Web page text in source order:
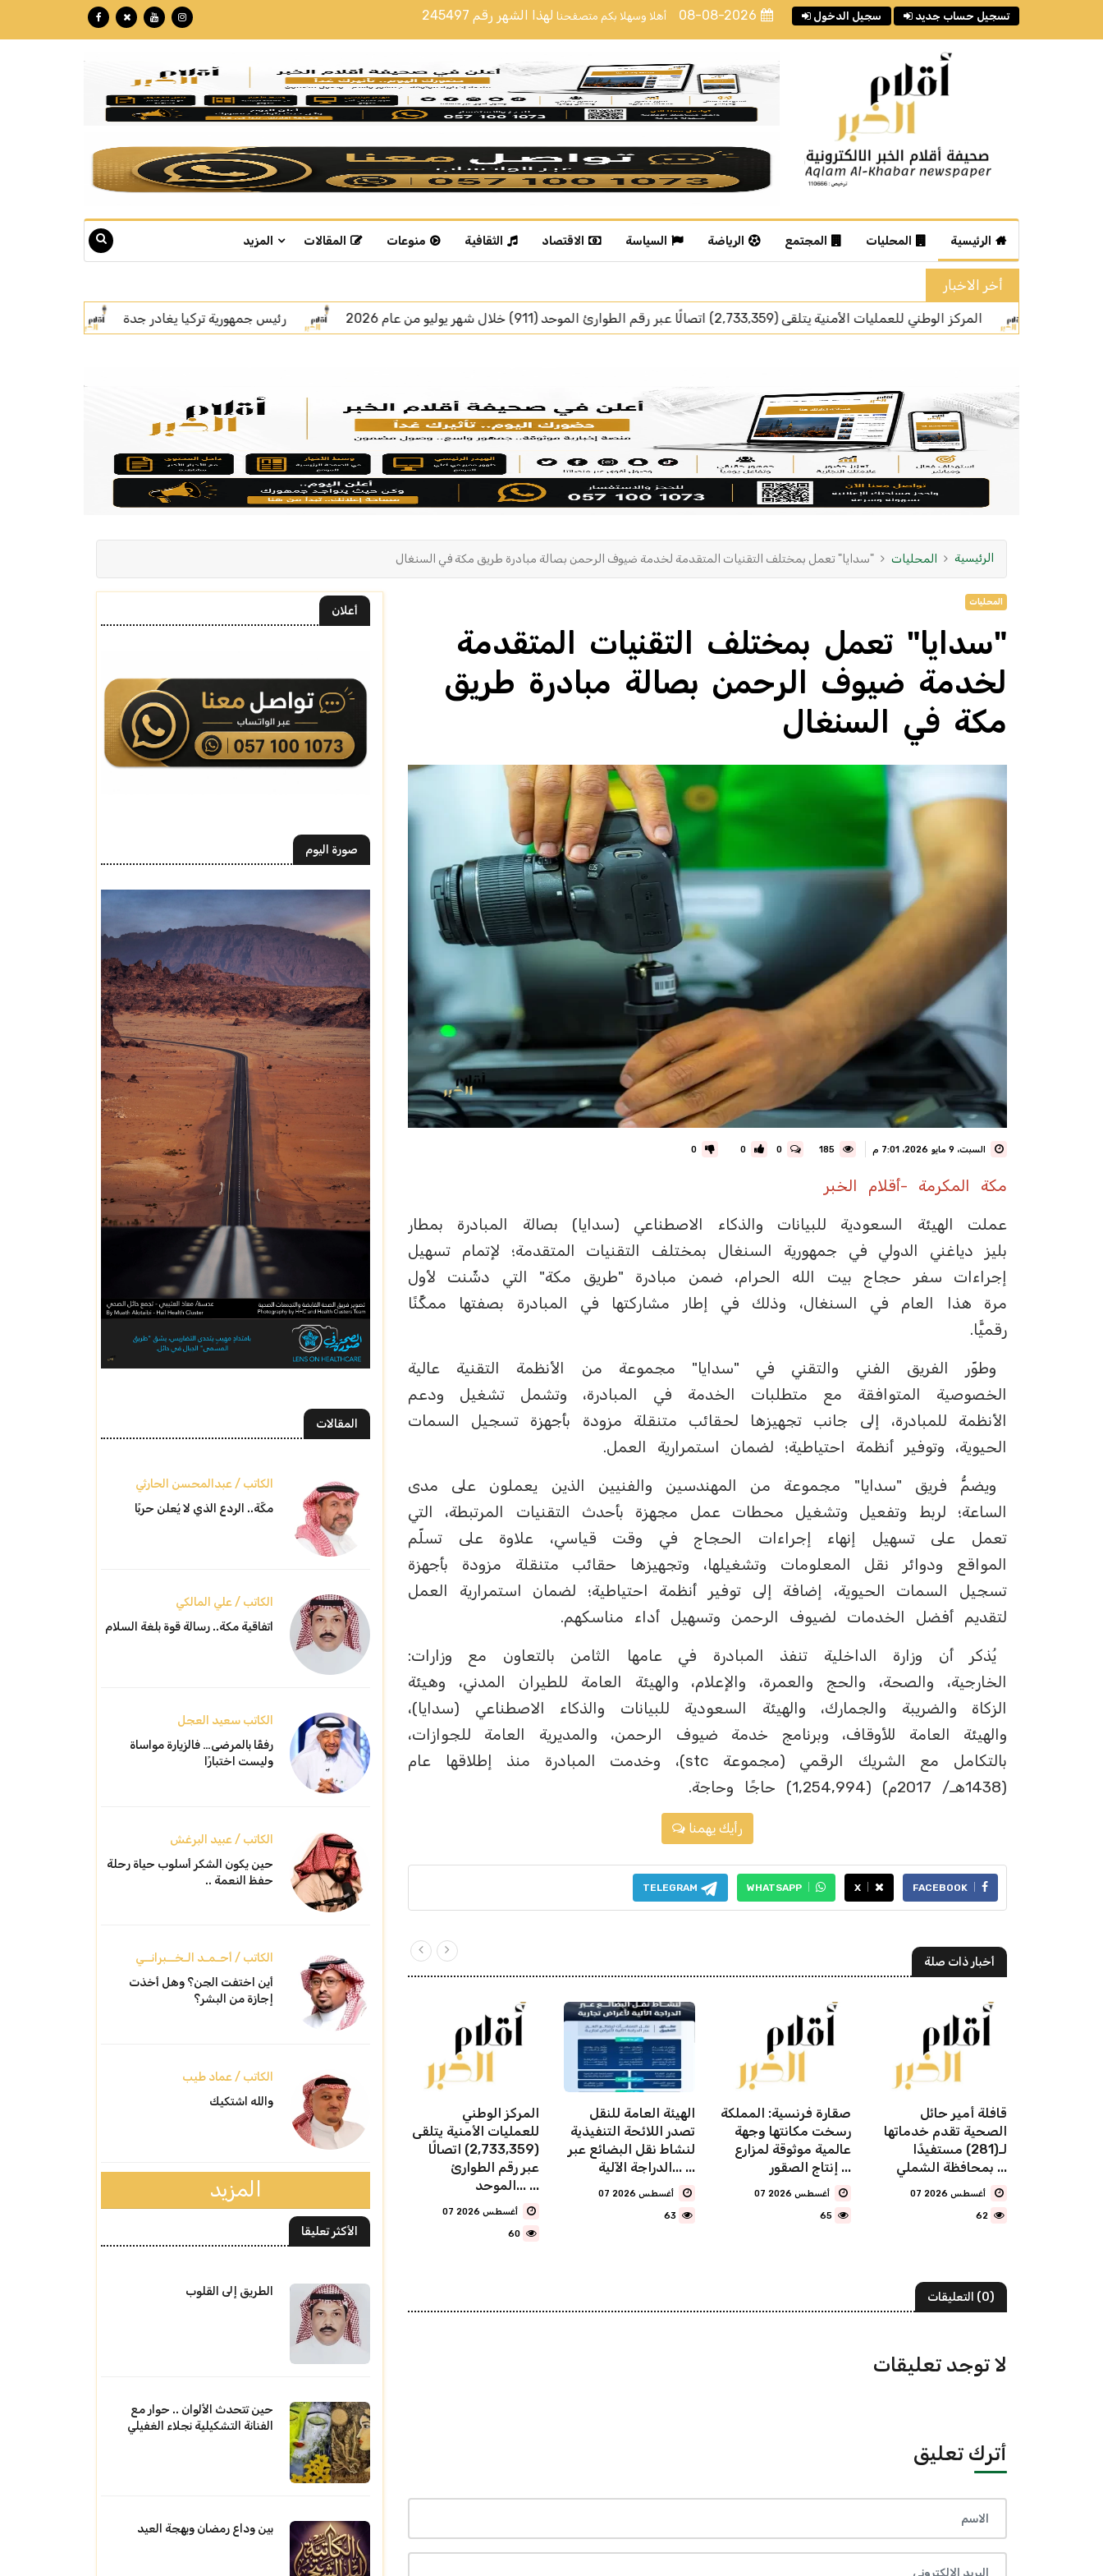
أهلا وسهلا بكم متصفحنا لهذا الشهر رقم 245497 08-08-2026 سجيل الدخول تسجيل حساب جديد
الرئيسية المحليات المجتمع الرياضة السياسة الاقتصاد الثقافية منوعات المقالات المزيد
أخر الاخبار
الطوارئ الموحد (911) خلال شهر يوليو من عام 2026 رئيس جمهورية تركيا يغادر جدة اتفاقية مكة.. رسالة قوة بلغة السلام
الرئيسية المحليات "سدايا" تعمل بمختلف التقنيات المتقدمة لخدمة ضيوف الرحمن بصالة مبادرة طريق مكة في السنغال
المحليات
"سدايا" تعمل بمختلف التقنيات المتقدمة
لخدمة ضيوف الرحمن بصالة مبادرة طريق
مكة في السنغال
السبت، 9 مايو 2026، 7:01 م 0
0
0
مكة المكرمة -أقلام الخبر
عملت الهيئة السعودية للبيانات والذكاء الاصطناعي (سدايا) بصالة المبادرة بمطار
بليز دياغني الدولي في جمهورية السنغال بمختلف التقنيات المتقدمة؛ لإتمام تسهيل
إجراءات سفر حجاج بيت الله الحرام، ضمن مبادرة "طريق مكة" التي دشّنت لأول
مرة هذا العام في السنغال، وذلك في إطار مشاركتها في المبادرة بصفتها ممكِّنًا
رقميًّا.
وطوّر الفريق الفني والتقني في "سدايا" مجموعة من الأنظمة التقنية عالية
الخصوصية المتوافقة مع متطلبات الخدمة في المبادرة، وتشمل تشغيل ودعم
الأنظمة للمبادرة، إلى جانب تجهيزها لحقائب متنقلة مزودة بأجهزة تسجيل السمات
الحيوية، وتوفير أنظمة احتياطية؛ لضمان استمرارية العمل.
ويضمُّ فريق "سدايا" مجموعة من المهندسين والفنيين الذين يعملون على مدى
الساعة؛ لربط وتفعيل وتشغيل محطات عمل مجهزة بأحدث التقنيات المرتبطة، التي
تعمل على تسهيل إنهاء إجراءات الحجاج في وقت قياسي، علاوة على تسلّم
المواقع ودوائر نقل المعلومات وتشغيلها، وتجهيزها حقائب متنقلة مزودة بأجهزة
تسجيل السمات الحيوية، إضافة إلى توفير أنظمة احتياطية؛ لضمان استمرارية العمل
لتقديم أفضل الخدمات لضيوف الرحمن وتسهيل أداء مناسكهم.
يُذكر أن وزارة الداخلية تنفذ المبادرة في عامها الثامن بالتعاون مع وزارات:
الخارجية، والصحة، والحج والعمرة، والإعلام، والهيئة العامة للطيران المدني، وهيئة
الزكاة والضريبة والجمارك، والهيئة السعودية للبيانات والذكاء الاصطناعي (سدايا)،
والهيئة العامة للأوقاف، وبرنامج خدمة ضيوف الرحمن، والمديرية العامة للجوازات،
بالتكامل مع الشريك الرقمي (مجموعة stc)، وخدمت المبادرة منذ إطلاقها عام
(1438هـ/ 2017م) (1,254,994) حاجًا وحاجة.
رأيك يهمنا
FACEBOOK
X
WHATSAPP
TELEGRAM
أخبار ذات صلة
المركز الوطني
للعمليات الأمنية يتلقى
(2,733,359) اتصالًا
عبر رقم الطوارئ
الموحد... ...
60
الهيئة العامة للنقل
تصدر اللائحة التنفيذية
لنشاط نقل البضائع عبر
الدراجة الآلية... ...
63
صقارة فرنسية: المملكة
رسخت مكانتها وجهة
عالمية موثوقة لمزارع
إنتاج الصقور ...
65
قافلة أمير حائل
الصحية تقدم خدماتها
لـ(281) مستفيدًا
بمحافظة الشملي ...
62
(0) التعليقات
لا توجد تعليقات
أترك تعليق
أعلان
صورة اليوم
المقالات
الكاتب / عبدالمحسن الحارثي
مكّة.. الردع الذي لا يُعلن حربًا
الكاتب / علي المالكي
اتفاقية مكة.. رسالة قوة بلغة السلام
الكاتب سعيد العجل
رفقًا بالمرضى… فالزيارة مواساة
وليست اختبارًا
الكاتب / عبيد البرغش
حين يكون الشكر أسلوب حياة رحلة
حفظ النعمة ..
الكاتب / أحـمـد الـخــبرانــي
أين اختفت الجن؟ وهل أخذت
إجازة من البشر؟
الكاتب / عماد طيب
والله اشتكيك
المزيد
الأكثر تعليقا
الطريق إلى القلوب
حين تتحدث الألوان .. حوار مع
الفنانة التشكيلية نجلاء الغفيلي
بين وداع رمضان وبهجة العيد